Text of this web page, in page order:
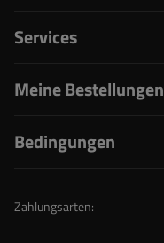
Services
Meine Bestellungen
Bedingungen
Zahlungsarten: